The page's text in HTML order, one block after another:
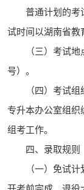
普通计划的考
试时间以湖南省教
（三）考试
号）。
（四）考试
专升本办公室组织
组考工作。
四、录取规则
（一）免试